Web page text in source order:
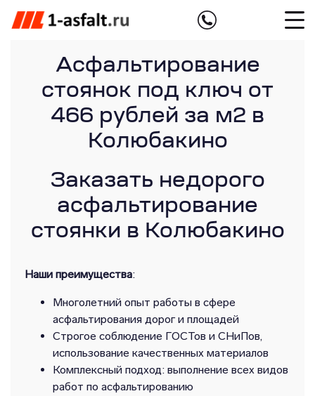
Асфальтирование
стоянок под ключ от
466 рублей за м2 в
Колюбакино
Заказать недорого
асфальтирование
стоянки в Колюбакино
Наши преимущества:
Многолетний опыт работы в сфере
асфальтирования дорог и площадей
Строгое соблюдение ГОСТов и СНиПов,
использование качественных материалов
Комплексный подход: выполнение всех видов
работ по асфальтированию